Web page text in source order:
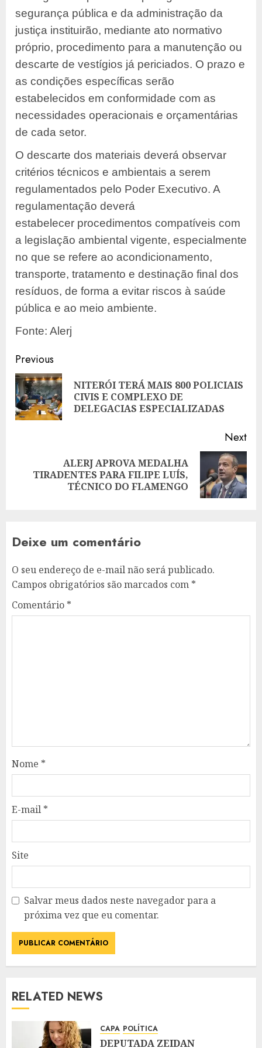
segurança pública e da administração da
justiça instituirão, mediante ato normativo
próprio, procedimento para a manutenção ou
descarte de vestígios já periciados. O prazo e
as condições específicas serão
estabelecidos em conformidade com as
necessidades operacionais e orçamentárias
de cada setor.
O descarte dos materiais deverá observar
critérios técnicos e ambientais a serem
regulamentados pelo Poder Executivo. A
regulamentação deverá
estabelecer procedimentos compatíveis com
a legislação ambiental vigente, especialmente
no que se refere ao acondicionamento,
transporte, tratamento e destinação final dos
resíduos, de forma a evitar riscos à saúde
pública e ao meio ambiente.
Fonte: Alerj
Post
navigation
Previous
NITERÓI TERÁ MAIS 800 POLICIAIS
CIVIS E COMPLEXO DE
DELEGACIAS ESPECIALIZADAS
Next
Next
ALERJ APROVA MEDALHA
TIRADENTES PARA FILIPE LUÍS,
TÉCNICO DO FLAMENGO
Deixe um comentário
O seu endereço de e-mail não será publicado.
Campos obrigatórios são marcados com *
Comentário *
Nome *
E-mail *
Site
Salvar meus dados neste navegador para a
próxima vez que eu comentar.
RELATED NEWS
CAPA POLÍTICA
DEPUTADA ZEIDAN